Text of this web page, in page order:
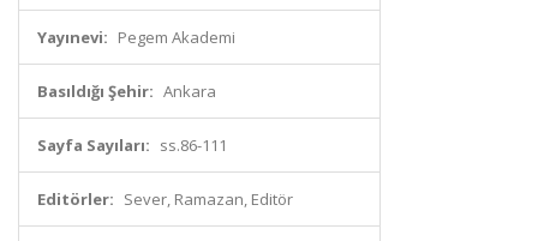
Yayınevi: Pegem Akademi
Basıldığı Şehir: Ankara
Sayfa Sayıları: ss.86-111
Editörler: Sever, Ramazan, Editör